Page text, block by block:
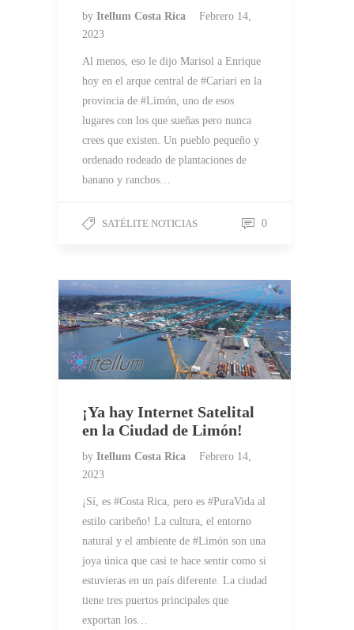
by Itellum Costa Rica
Febrero 14,
2023
Al menos, eso le dijo Marisol a Enrique
hoy en el arque central de #Cariari en la
provincia de #Limón, uno de esos
lugares con los que sueñas pero nunca
crees que existen. Un pueblo pequeño y
ordenado rodeado de plantaciones de
banano y ranchos…
SATÉLITE NOTICIAS 0
¡Ya hay Internet Satelital
en la Ciudad de Limón!
by Itellum Costa Rica
Febrero 14,
2023
¡Sí, es #Costa Rica, pero es #PuraVida al
estilo caribeño! La cultura, el entorno
natural y el ambiente de #Limón son una
joya única que casi te hace sentir como si
estuvieras en un país diferente. La ciudad
tiene tres puertos principales que
exportan los…